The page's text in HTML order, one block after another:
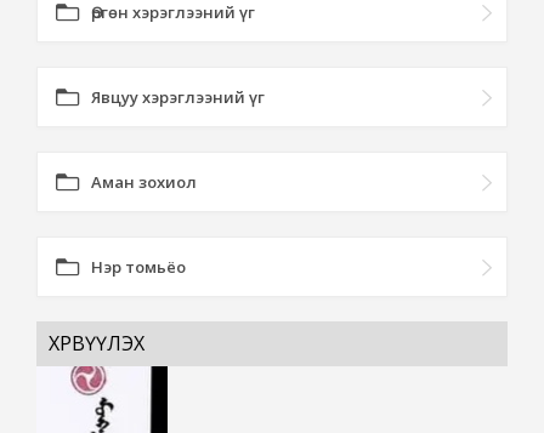
Өргөн хэрэглээний үг
Явцуу хэрэглээний үг
Аман зохиол
Нэр томьёо
ХӨРВҮҮЛЭХ